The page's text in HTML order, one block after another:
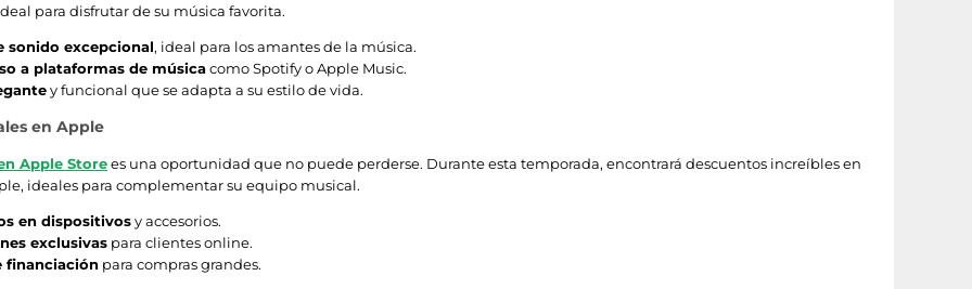
para disfrutar de su música favorita.
sonido excepcional, ideal para los amantes de la música.
a plataformas de músicacomo Spotify o Apple Music.
y funcional que se adapta a su estilo de vida.
en Apple
Apple Storees una oportunidad que no puede perderse. Durante esta temporada, encontrará descuentos increíbles en
ideales para complementar su equipo musical.
en dispositivosy accesorios.
exclusivas para clientes online.
financiación para compras grandes.